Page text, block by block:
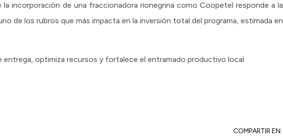
la incorporación de una fraccionadora rionegrina como Coopetel responde a la
de los rubros que más impacta en la inversión total del programa, estimada en
optimiza recursos y fortalece el entramado productivo local.
COMPARTIR EN: